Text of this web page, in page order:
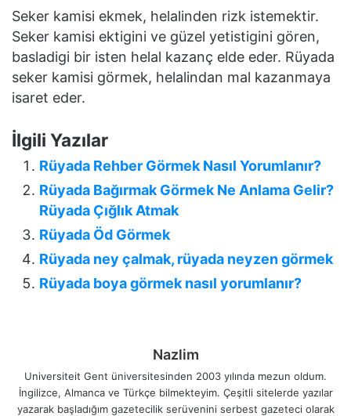
Seker kamisi ekmek, helalinden rizk istemektir.
Seker kamisi ektigini ve güzel yetistigini gören,
basladigi bir isten helal kazanç elde eder. Rüyada
seker kamisi görmek, helalindan mal kazanmaya
isaret eder.
İlgili Yazılar
Rüyada Rehber Görmek Nasıl Yorumlanır?
Rüyada Bağırmak Görmek Ne Anlama Gelir?
Rüyada Çığlık Atmak
Rüyada Öd Görmek
Rüyada ney çalmak, rüyada neyzen görmek
Rüyada boya görmek nasıl yorumlanır?
Nazlim
Universiteit Gent üniversitesinden 2003 yılında mezun oldum.
İngilizce, Almanca ve Türkçe bilmekteyim. Çeşitli sitelerde yazılar
yazarak başladığım gazetecilik serüvenini serbest gazeteci olarak